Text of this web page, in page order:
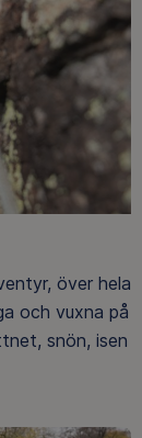
över hela
och vuxna på
snön, isen